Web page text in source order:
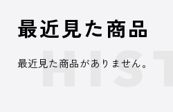
最近見た商品
最近見た商品がありません。